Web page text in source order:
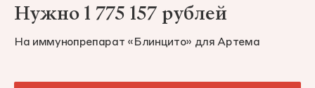
Нужно 1 775 157 рублей
На иммунопрепарат «Блинцито» для Артема